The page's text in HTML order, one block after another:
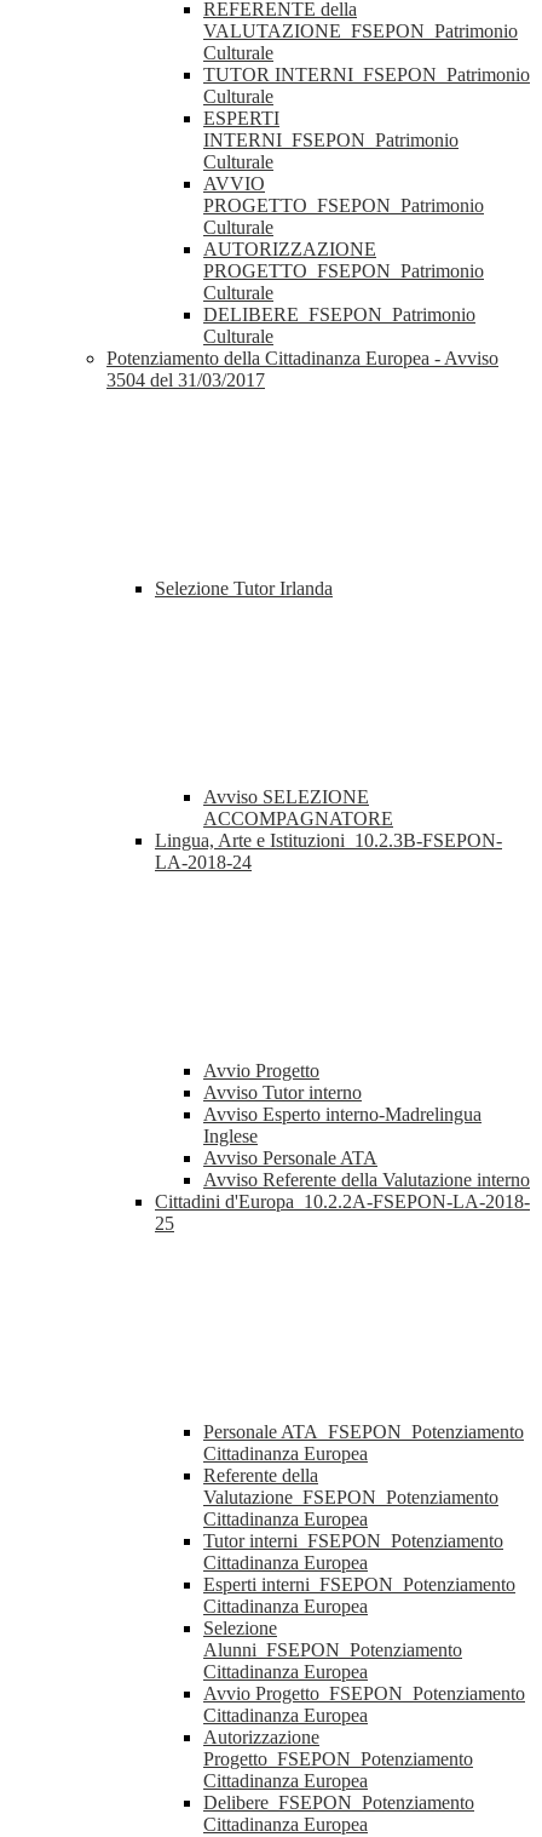
REFERENTE della
VALUTAZIONE_FSEPON_Patrimonio
Culturale
TUTOR INTERNI_FSEPON_Patrimonio
Culturale
ESPERTI
INTERNI_FSEPON_Patrimonio
Culturale
AVVIO
PROGETTO_FSEPON_Patrimonio
Culturale
AUTORIZZAZIONE
PROGETTO_FSEPON_Patrimonio
Culturale
DELIBERE_FSEPON_Patrimonio
Culturale
Potenziamento della Cittadinanza Europea - Avviso
3504 del 31/03/2017
Selezione Tutor Irlanda
Avviso SELEZIONE
ACCOMPAGNATORE
Lingua, Arte e Istituzioni_10.2.3B-FSEPON-
LA-2018-24
Avvio Progetto
Avviso Tutor interno
Avviso Esperto interno-Madrelingua
Inglese
Avviso Personale ATA
Avviso Referente della Valutazione interno
Cittadini d'Europa_10.2.2A-FSEPON-LA-2018-
25
Personale ATA_FSEPON_Potenziamento
Cittadinanza Europea
Referente della
Valutazione_FSEPON_Potenziamento
Cittadinanza Europea
Tutor interni_FSEPON_Potenziamento
Cittadinanza Europea
Esperti interni_FSEPON_Potenziamento
Cittadinanza Europea
Selezione
Alunni_FSEPON_Potenziamento
Cittadinanza Europea
Avvio Progetto_FSEPON_Potenziamento
Cittadinanza Europea
Autorizzazione
Progetto_FSEPON_Potenziamento
Cittadinanza Europea
Delibere_FSEPON_Potenziamento
Cittadinanza Europea